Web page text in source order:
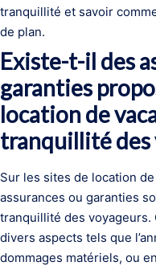
tranquillité et savoir
de plan.
Existe-t-il des
garanties
location de
tranquillité des
Sur les sites de location
assurances ou garanties
tranquillité des
divers aspects tels que
dommages matériels, ou